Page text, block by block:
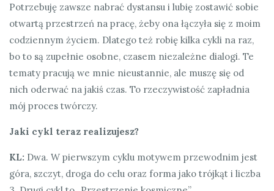
Potrzebuję zawsze nabrać dystansu i lubię zostawić sobie
otwartą przestrzeń na pracę, żeby ona łączyła się z moim
codziennym życiem. Dlatego też robię kilka cykli na raz,
bo to są zupełnie osobne, czasem niezależne dialogi. Te
tematy pracują we mnie nieustannie, ale muszę się od
nich oderwać na jakiś czas. To rzeczywistość zapładnia
mój proces twórczy.
Jaki cykl teraz realizujesz?
KL: Dwa. W pierwszym cyklu motywem przewodnim jest
góra, szczyt, droga do celu oraz forma jako trójkąt i liczba